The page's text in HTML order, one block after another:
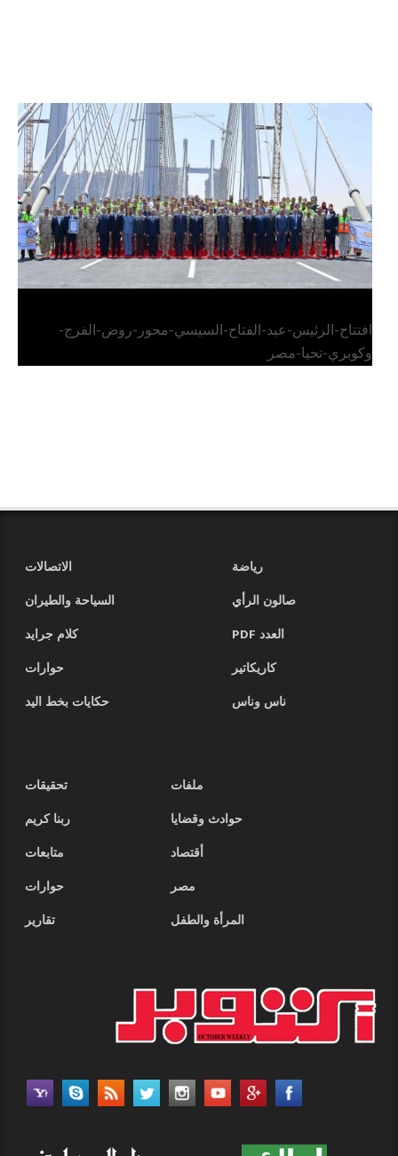
الرئيس عبد الفتاح السيسي يفتتح محور روض الفرج
وكوبري تحيا مصر
افتتاح-الرئيس-عبد-الفتاح-السيسي-محور-روض-الفرج-
وكوبري-تحيا-مصر
رياضة
الاتصالات
صالون الرأي
السياحة والطيران
العدد PDF
كلام جرايد
كاريكاتير
حوارات
ناس وناس
حكايات بخط اليد
ملفات
تحقيقات
حوادث وقضايا
ربنا كريم
أقتصاد
متابعات
مصر
حوارات
المرأة والطفل
تقارير